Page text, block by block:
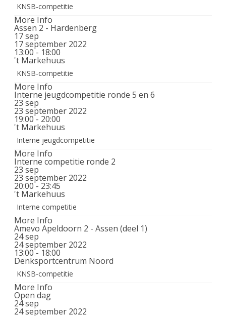
KNSB-competitie
More Info
Assen 2 - Hardenberg
17sep
17 september 2022
13:00 - 18:00
't Markehuus
KNSB-competitie
More Info
Interne jeugdcompetitie ronde 5 en 6
23 sep
23 september 2022
19:00 - 20:00
't Markehuus
Interne jeugdcompetitie
More Info
Interne competitie ronde 2
23 sep
23 september 2022
20:00 - 23:45
't Markehuus
Interne competitie
More Info
Amevo Apeldoorn 2 - Assen (deel 1)
24sep
24 september 2022
13:00 - 18:00
Denksportcentrum Noord
KNSB-competitie
More Info
Open dag
24sep
24 september 2022